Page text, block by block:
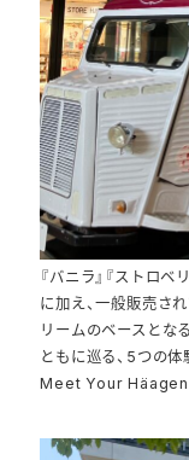
Meet Your Häagen-
『バニラ』『ストロベ
に加え、一般販売さ
リームのベースとな
ともに巡る、5つの